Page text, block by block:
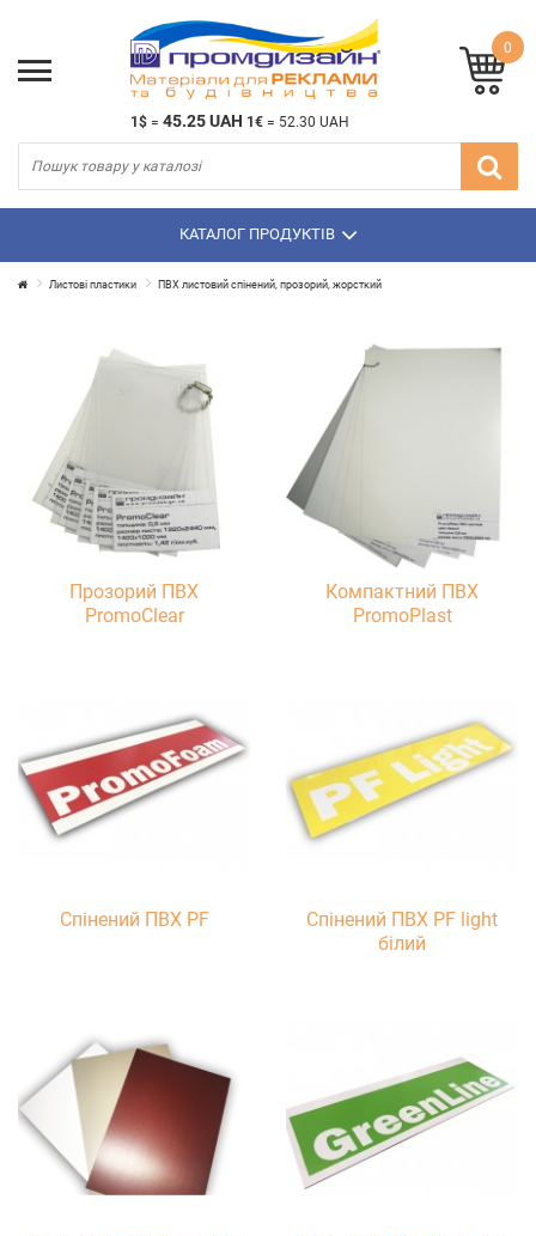
1$ = 45.25 UAH 1€ = 52.30 UAH
0
КАТАЛОГ ПРОДУКТІВ
Листові пластики ПВХ листовий спінений, прозорий, жорсткий
Прозорий ПВХ
PromoClear
Компактний ПВХ
PromoPlast
Спінений ПВХ PF
Спінений ПВХ PF light
білий